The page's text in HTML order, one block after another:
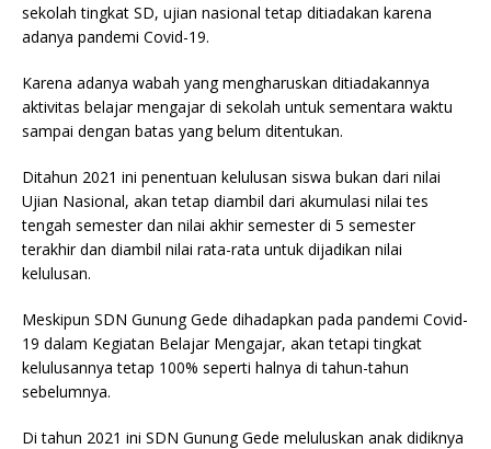
sekolah tingkat SD, ujian nasional tetap ditiadakan karena
adanya pandemi Covid-19.
Karena adanya wabah yang mengharuskan ditiadakannya
aktivitas belajar mengajar di sekolah untuk sementara waktu
sampai dengan batas yang belum ditentukan.
Ditahun 2021 ini penentuan kelulusan siswa bukan dari nilai
Ujian Nasional, akan tetap diambil dari akumulasi nilai tes
tengah semester dan nilai akhir semester di 5 semester
terakhir dan diambil nilai rata-rata untuk dijadikan nilai
kelulusan.
Meskipun SDN Gunung Gede dihadapkan pada pandemi Covid-
19 dalam Kegiatan Belajar Mengajar, akan tetapi tingkat
kelulusannya tetap 100% seperti halnya di tahun-tahun
sebelumnya.
Di tahun 2021 ini SDN Gunung Gede meluluskan anak didiknya